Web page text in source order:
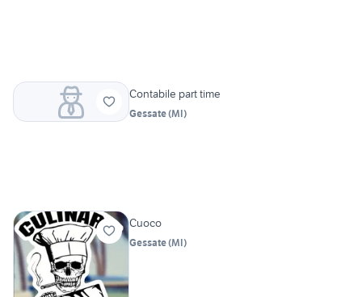
Contabile part time
Gessate(MI)
Cuoco
Gessate(MI)